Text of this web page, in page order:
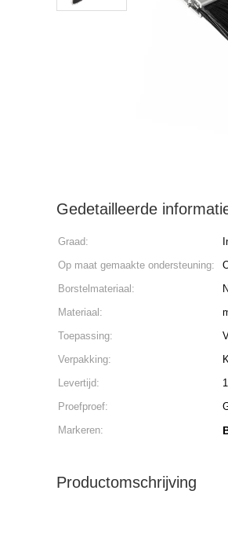
Gedetailleerde
Graad:
Op maat gemaakte ondersteuning:
Borstelmateriaal:
Materiaal:
Toepassing:
Verpakking:
Levertijd:
Proefproef:
Markeren:
Productomschrijving